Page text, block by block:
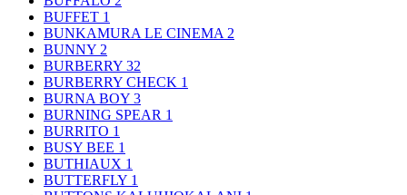
BUFFET 1
BUNKAMURA LE CINEMA 2
BUNNY 2
BURBERRY 32
BURBERRY CHECK 1
BURNA BOY 3
BURNING SPEAR 1
BURRITO 1
BUSY BEE 1
BUTHIAUX 1
BUTTERFLY 1